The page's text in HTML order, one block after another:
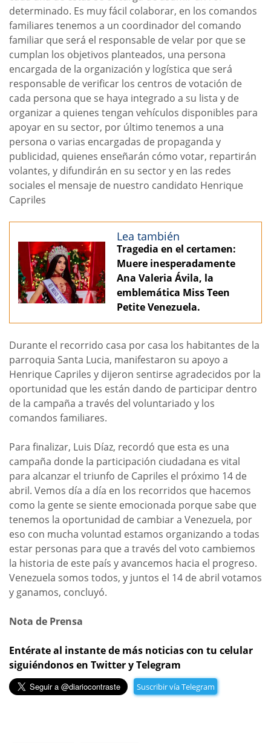
determinado. Es muy fácil colaborar, en los comandos
familiares tenemos a un coordinador del comando
familiar que será el responsable de velar por que se
cumplan los objetivos planteados, una persona
encargada de la organización y logística que será
responsable de verificar los centros de votación de
cada persona que se haya integrado a su lista y de
organizar a quienes tengan vehículos disponibles para
apoyar en su sector, por último tenemos a una
persona o varias encargadas de propaganda y
publicidad, quienes enseñarán cómo votar, repartirán
volantes, y difundirán en su sector y en las redes
sociales el mensaje de nuestro candidato Henrique
Capriles
Lea también
Tragedia en el certamen:
Muere inesperadamente
Ana Valeria Ávila, la
emblemática Miss Teen
Petite Venezuela.
Durante el recorrido casa por casa los habitantes de la
parroquia Santa Lucia, manifestaron su apoyo a
Henrique Capriles y dijeron sentirse agradecidos por la
oportunidad que les están dando de participar dentro
de la campaña a través del voluntariado y los
comandos familiares.
Para finalizar, Luis Díaz, recordó que esta es una
campaña donde la participación ciudadana es vital
para alcanzar el triunfo de Capriles el próximo 14 de
abril. Vemos día a día en los recorridos que hacemos
como la gente se siente emocionada porque sabe que
tenemos la oportunidad de cambiar a Venezuela, por
eso con mucha voluntad estamos organizando a todas
estar personas para que a través del voto cambiemos
la historia de este país y avancemos hacia el progreso.
Venezuela somos todos, y juntos el 14 de abril votamos
y ganamos, concluyó.
Nota de Prensa
Entérate al instante de más noticias con tu celular
siguiéndonos en Twitter y Telegram
Suscribir vía Telegram